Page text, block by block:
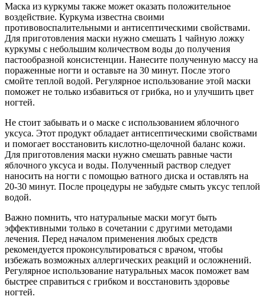
Маска из куркумы также может оказать положительное
воздействие. Куркума известна своими
противовоспалительными и антисептическими свойствами.
Для приготовления маски нужно смешать 1 чайную ложку
куркумы с небольшим количеством воды до получения
пастообразной консистенции. Нанесите полученную массу на
пораженные ногти и оставьте на 30 минут. После этого
смойте теплой водой. Регулярное использование этой маски
поможет не только избавиться от грибка, но и улучшить цвет
ногтей.
Не стоит забывать и о маске с использованием яблочного
уксуса. Этот продукт обладает антисептическими свойствами
и помогает восстановить кислотно-щелочной баланс кожи.
Для приготовления маски нужно смешать равные части
яблочного уксуса и воды. Полученный раствор следует
наносить на ногти с помощью ватного диска и оставлять на
20-30 минут. После процедуры не забудьте смыть уксус теплой
водой.
Важно помнить, что натуральные маски могут быть
эффективными только в сочетании с другими методами
лечения. Перед началом применения любых средств
рекомендуется проконсультироваться с врачом, чтобы
избежать возможных аллергических реакций и осложнений.
Регулярное использование натуральных масок поможет вам
быстрее справиться с грибком и восстановить здоровье
ногтей.